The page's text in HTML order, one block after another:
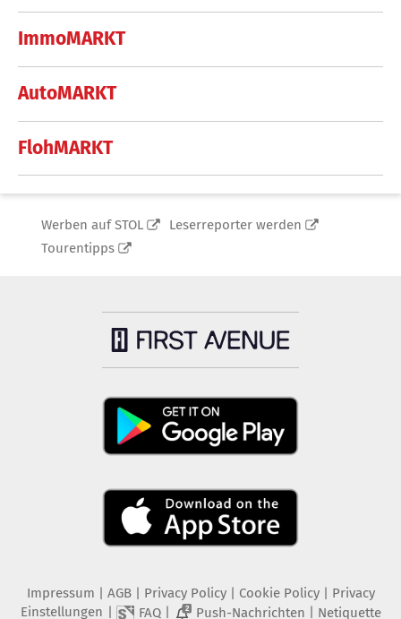
ImmoMARKT
AutoMARKT
FlohMARKT
Werben auf STOL
Leserreporter werden
Tourentipps
Impressum AGB Privacy Policy| Cookie Policy| Privacy
Einstellungen
FAQ| 2 Push-Nachrichten Netiquette